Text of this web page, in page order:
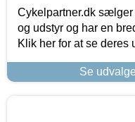
Cykelpartner.dk
og udstyr og har en
Klik her for at se deres
Se